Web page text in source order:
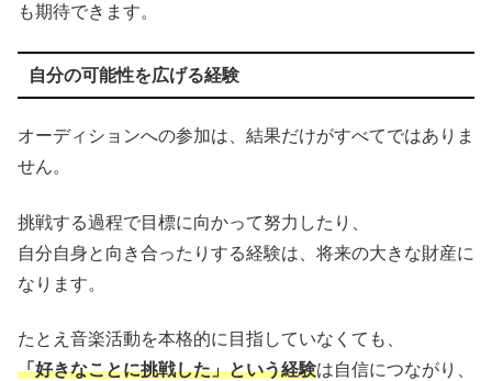
も期待できます。
自分の可能性を広げる経験
オーディションへの参加は、結果だけがすべてではありま
せん。
挑戦する過程で目標に向かって努力したり、
自分自身と向き合ったりする経験は、将来の大きな財産に
なります。
たとえ音楽活動を本格的に目指していなくても、
「好きなことに挑戦した」という経験は自信につながり、